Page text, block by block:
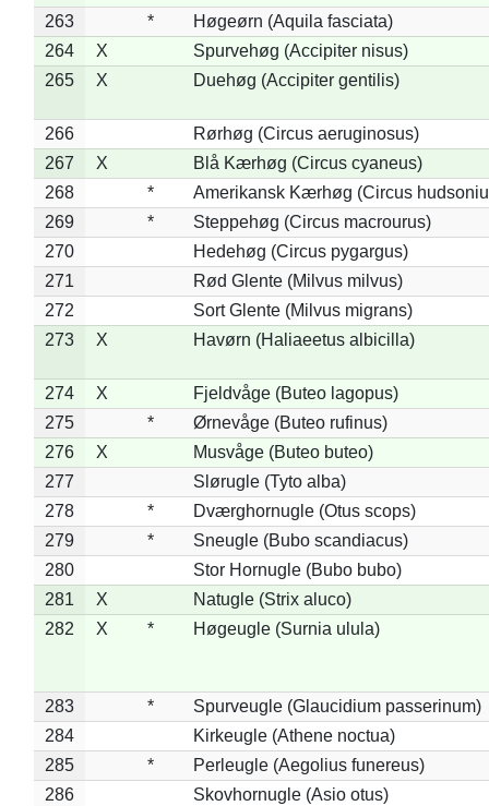
263 *
Høgeørn (Aquila fasciata)
264
X
Spurvehøg (Accipiter nisus)
265
X Duehøg (Accipiter gentilis)
266
Rørhøg (Circus aeruginosus)
267
X
Blå Kærhøg (Circus cyaneus)
268
*
Amerikansk Kærhøg (Circus
269
*
Steppehøg (Circus macrourus)
270
Hedehøg (Circus pygargus)
271
Rød Glente (Milvus milvus)
272
Sort Glente (Milvus migrans)
273
X Havørn (Haliaeetus albicilla)
274 X
Fjeldvåge (Buteo lagopus)
275
*
Ørnevåge (Buteo rufinus)
276
X
Musvåge (Buteo buteo)
277
Slørugle (Tyto alba)
278
*
Dværghornugle (Otus scops)
279
*
Sneugle (Bubo scandiacus)
280
Stor Hornugle (Bubo bubo)
281
X
Natugle (Strix aluco)
282
X * Høgeugle (Surnia ulula)
283 *
Spurveugle (Glaucidium passerinum)
284
Kirkeugle (Athene noctua)
285
*
Perleugle (Aegolius funereus)
286
Skovhornugle (Asio otus)